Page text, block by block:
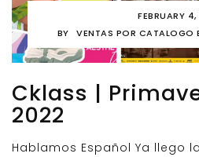
FEBRUARY
BY
VENTAS POR CATALOGO
Cklass |
2022
Hablamos Español Ya llego